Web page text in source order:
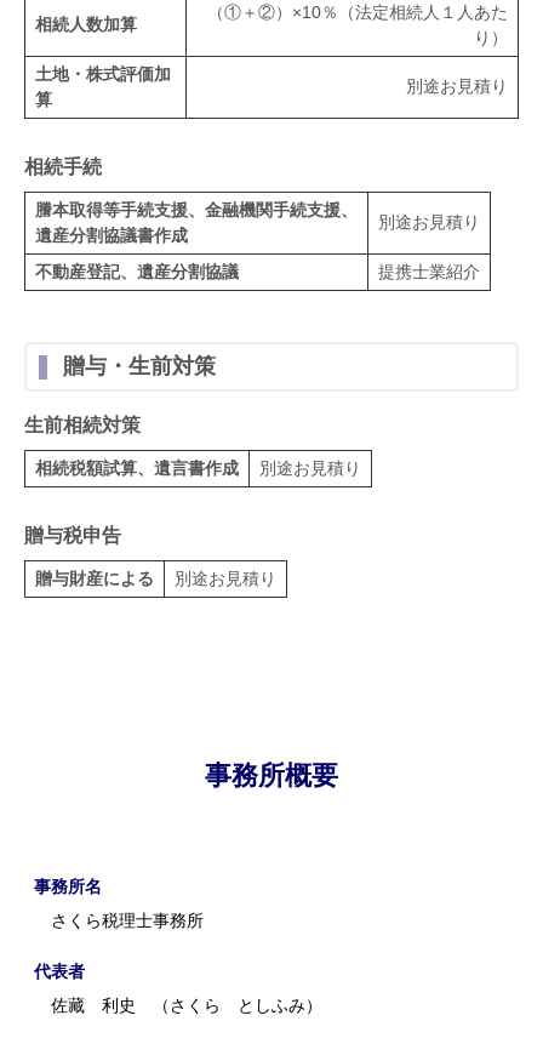
相続人数加算
（①＋②）×10％（法定相続人１人あた
り）
土地・株式評価加
算
別途お見積り
相続手続
謄本取得等手続支援、金融機関手続支援、
遺産分割協議書作成
別途お見積り
不動産登記、遺産分割協議 提携士業紹介
贈与・生前対策
生前相続対策
相続税額試算、遺言書作成 別途お見積り
贈与税申告
贈与財産による 別途お見積り
事務所概要
事務所名
さくら税理士事務所
代表者
佐藏 利史 （さくら としふみ）